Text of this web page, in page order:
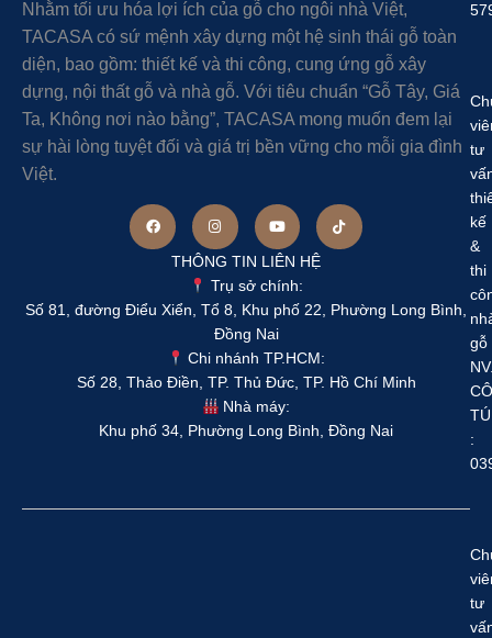
Nhằm tối ưu hóa lợi ích của gỗ cho ngôi nhà Việt,
TACASA có sứ mệnh xây dựng một hệ sinh thái gỗ toàn
diện, bao gồm: thiết kế và thi công, cung ứng gỗ xây
dựng, nội thất gỗ và nhà gỗ. Với tiêu chuẩn “Gỗ Tây, Giá
Ta, Không nơi nào bằng”, TACASA mong muốn đem lại
sự hài lòng tuyệt đối và giá trị bền vững cho mỗi gia đình
Việt.
THÔNG TIN LIÊN HỆ
Trụ sở chính:
Số 81, đường Điểu Xiển, Tổ 8, Khu phố 22, Phường Long Bình,
Đồng Nai
Chi nhánh TP.HCM:
Số 28, Thảo Điền, TP. Thủ Đức, TP. Hồ Chí Minh
Nhà máy:
Khu phố 34, Phường Long Bình, Đồng Nai
tư
kế
&
thi
gỗ
TÚ
:
tư